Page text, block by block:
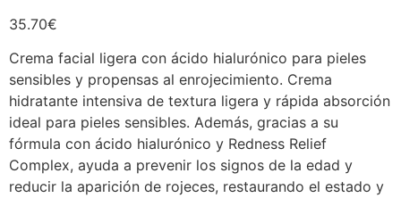
35.70€
Crema facial ligera con ácido hialurónico para pieles
sensibles y propensas al enrojecimiento. Crema
hidratante intensiva de textura ligera y rápida absorción
ideal para pieles sensibles. Además, gracias a su
fórmula con ácido hialurónico y Redness Relief
Complex, ayuda a prevenir los signos de la edad y
reducir la aparición de rojeces, restaurando el estado y